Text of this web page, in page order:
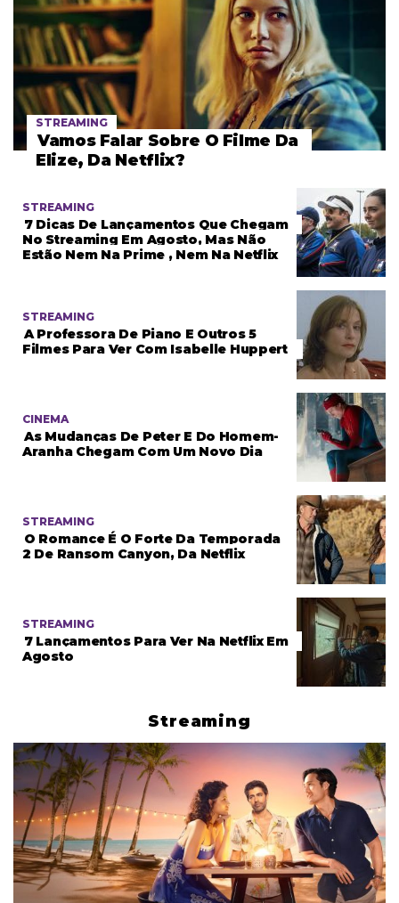
STREAMING
Vamos Falar Sobre O Filme Da
Elize, Da Netflix?
STREAMING
7 Dicas De Lançamentos Que Chegam
No Streaming Em Agosto, Mas Não
Estão Nem Na Prime , Nem Na Netflix
STREAMING
A Professora De Piano E Outros 5
Filmes Para Ver Com Isabelle Huppert
CINEMA
As Mudanças De Peter E Do Homem-
Aranha Chegam Com Um Novo Dia
STREAMING
O Romance É O Forte Da Temporada
2 De Ransom Canyon, Da Netflix
STREAMING
7 Lançamentos Para Ver Na Netflix Em
Agosto
Streaming